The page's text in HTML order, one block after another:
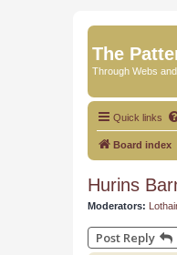
The
Through Webs
Quick links
Board index
Hurins
Moderators:
Post Reply